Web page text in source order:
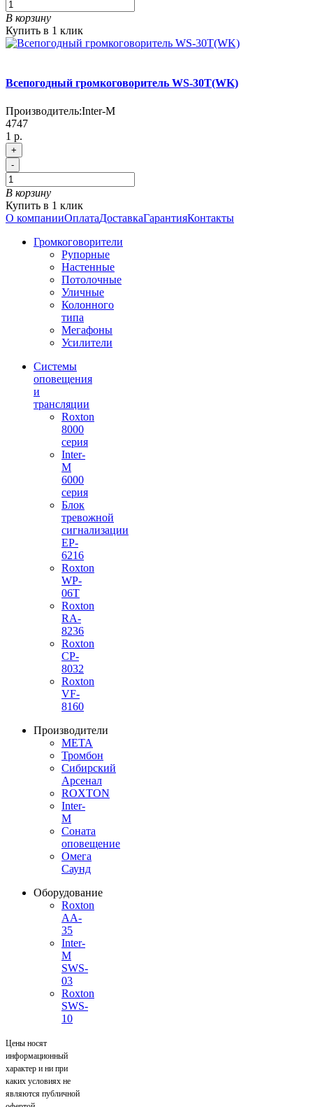
В корзину
Купить в 1 клик
Всепогодный громкоговоритель WS-30T(WK)
Производитель:Inter-M
4747
1 р.
+
-
В корзину
Купить в 1 клик
О компанииОплатаДоставкаГарантияКонтакты
Громкоговорители
Рупорные
Настенные
Потолочные
Уличные
Колонного
типа
Мегафоны
Усилители
Системы
оповещения
и
трансляции
Roxton
8000
серия
Inter-
M
6000
серия
Блок
тревожной
сигнализации
EP-
6216
Roxton
WP-
06T
Roxton
RA-
8236
Roxton
CP-
8032
Roxton
VF-
8160
Производители
МЕТА
Тромбон
Сибирский
Арсенал
ROXTON
Inter-
M
Соната
оповещение
Омега
Саунд
Оборудование
Roxton
AA-
35
Inter-
M
SWS-
03
Roxton
SWS-
10
Цены носят
информационный
характер и ни при
каких условиях не
являются публичной